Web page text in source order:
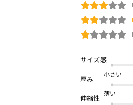
※商品画像は
より、実際の
予めご了承く
体型カバー 夏号
商品番号：
小さい
薄い